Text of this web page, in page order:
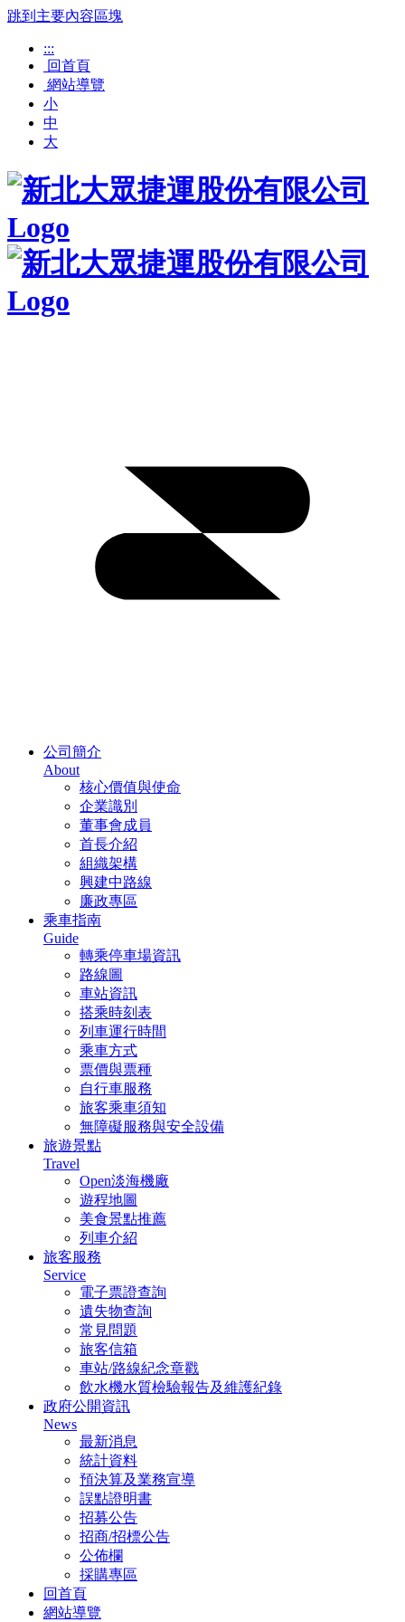
跳到主要內容區塊
:::
回首頁
網站導覽
小
中
大
公司簡介
About
核心價值與使命
企業識別
董事會成員
首長介紹
組織架構
興建中路線
廉政專區
乘車指南
Guide
轉乘停車場資訊
路線圖
車站資訊
搭乘時刻表
列車運行時間
乘車方式
票價與票種
自行車服務
旅客乘車須知
無障礙服務與安全設備
旅遊景點
Travel
Open淡海機廠
遊程地圖
美食景點推薦
列車介紹
旅客服務
Service
電子票證查詢
遺失物查詢
常見問題
旅客信箱
車站/路線紀念章戳
飲水機水質檢驗報告及維護紀錄
政府公開資訊
News
最新消息
統計資料
預決算及業務宣導
誤點證明書
招募公告
招商/招標公告
公佈欄
採購專區
回首頁
網站導覽